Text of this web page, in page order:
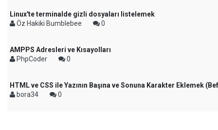
Linux'te terminalde gizli dosyaları listelemek
Öz Hakiki Bumblebee
0
AMPPS Adresleri ve Kısayolları
PhpCoder
0
HTML ve CSS ile Yazının Başına ve Sonuna Karakter Eklemek
bora34
0